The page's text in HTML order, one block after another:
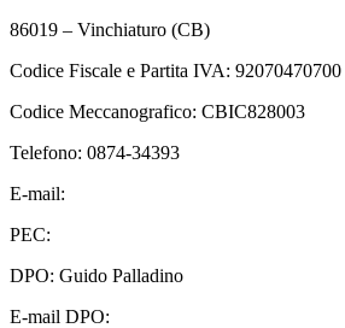
86019 – Vinchiaturo (CB)
Codice Fiscale e Partita IVA: 92070470700
Codice Meccanografico: CBIC828003
Telefono: 0874-34393
E-mail:
PEC:
DPO: Guido Palladino
E-mail DPO: